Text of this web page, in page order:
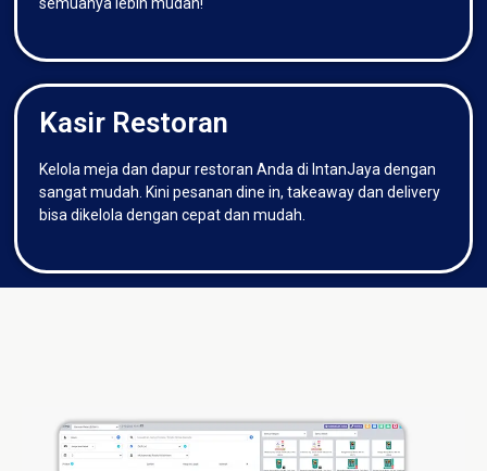
Kasir Restoran
Kelola meja dan dapur restoran Anda di IntanJaya dengan
sangat mudah. Kini pesanan dine in, takeaway dan delivery
bisa dikelola dengan cepat dan mudah.